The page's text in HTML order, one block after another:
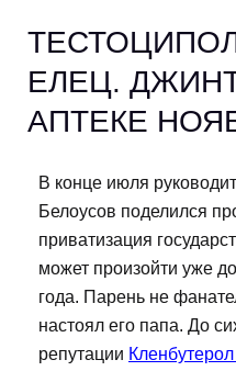
ЕЛЕЦ.
АПТЕКЕ
В конце июля
Белоусов поделился
приватизация
может произойти уже
года. Парень не
настоял его папа. До
репутации